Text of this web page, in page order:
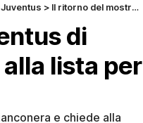
> Il ritorno del mostro: la Juventus di Spalletti mette Kim in cima alla lista per il dopo Bremer
di
lista per
e chiede alla